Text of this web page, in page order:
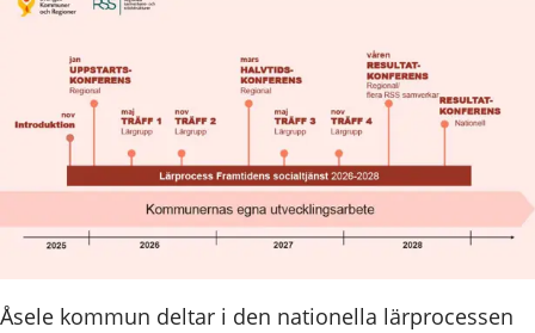
Åsele kommun deltar i den nationella lärprocessen